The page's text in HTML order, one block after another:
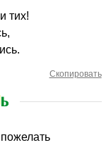
тих!
Скопировать